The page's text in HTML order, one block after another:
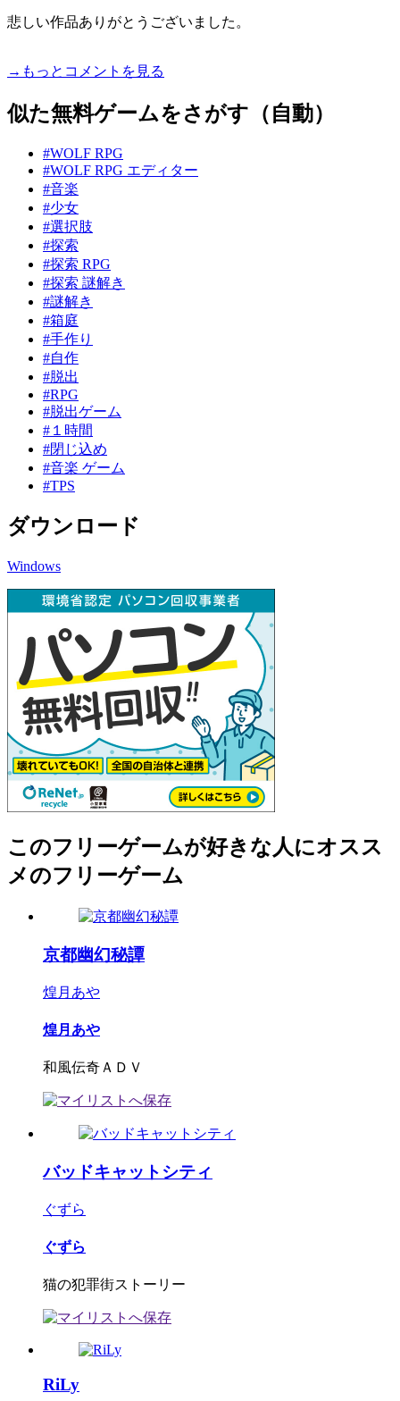
悲しい作品ありがとうございました。
→もっとコメントを見る
似た無料ゲームをさがす（自動）
#WOLF RPG
#WOLF RPG エディター
#音楽
#少女
#選択肢
#探索
#探索 RPG
#探索 謎解き
#謎解き
#箱庭
#手作り
#自作
#脱出
#RPG
#脱出ゲーム
#１時間
#閉じ込め
#音楽 ゲーム
#TPS
ダウンロード
Windows
このフリーゲームが好きな人にオスス
メのフリーゲーム
京都幽幻秘譚
煌月あや
煌月あや
和風伝奇ＡＤＶ
バッドキャットシティ
ぐずら
ぐずら
猫の犯罪街ストーリー
RiLy